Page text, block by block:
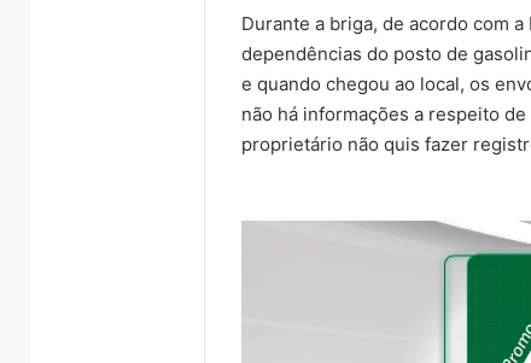
Durante a briga, de acordo com
dependências do posto de
e quando chegou ao local, os
não há informações a respeito
proprietário não quis fazer